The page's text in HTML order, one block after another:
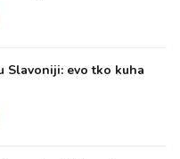
Slavoniji: evo tko kuha